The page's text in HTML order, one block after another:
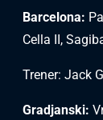
Barcelona:
Cella II,
Trener: Jack
Gradjanski: